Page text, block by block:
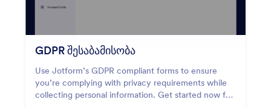
GDPR შესაბამისობა
Use Jotform’s GDPR compliant forms to ensure
you’re complying with privacy requirements while
collecting personal information. Get started now for